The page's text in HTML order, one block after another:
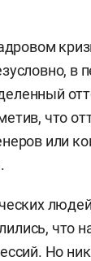
в
что
или
что
Но